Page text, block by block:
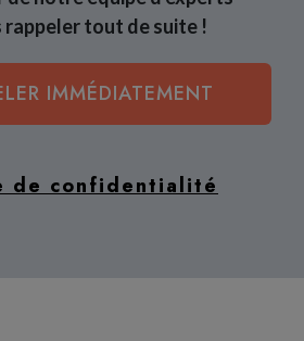
rappeler tout de suite !
IMMÉDIATEMENT
de confidentialité